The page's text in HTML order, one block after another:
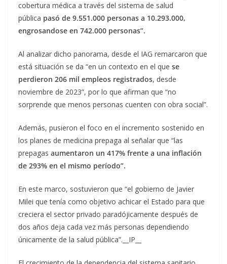
cobertura médica a través del sistema de salud
pública pasó de 9.551.000 personas a 10.293.000,
engrosandose en 742.000 personas”.
Al analizar dicho panorama, desde el IAG remarcaron que
está situación se da “en un contexto en el que se
perdieron 206 mil empleos registrados, desde
noviembre de 2023”, por lo que afirman que “no
sorprende que menos personas cuenten con obra social”.
Además, pusieron el foco en el incremento sostenido en
los planes de medicina prepaga al señalar que “las
prepagas aumentaron un 417% frente a una inflación
de 293% en el mismo período”.
En este marco, sostuvieron que “el gobierno de Javier
Milei que tenía como objetivo achicar el Estado para que
creciera el sector privado paradójicamente después de
dos años deja cada vez más personas dependiendo
únicamente de la salud pública”.__IP__